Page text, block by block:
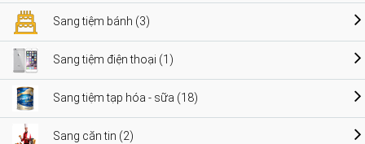
Sang tiệm bánh (3)
Sang tiệm điện thoại (1)
Sang tiệm tạp hóa - sữa (18)
Sang căn tin (2)